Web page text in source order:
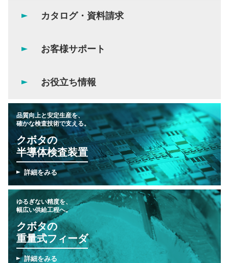
カタログ・資料請求
お客様サポート
お役立ち情報
品質向上と安定生産を、
確かな検査技術で支える。
クボタの
半導体検査装置
詳細をみる
ゆるぎない精度を、
幅広い供給工程へ。
クボタの
重量式フィーダ
詳細をみる